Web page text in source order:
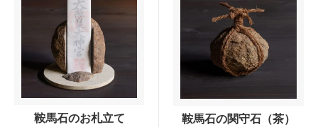
鞍馬石のお札立て 鞍馬石の関守石（茶）